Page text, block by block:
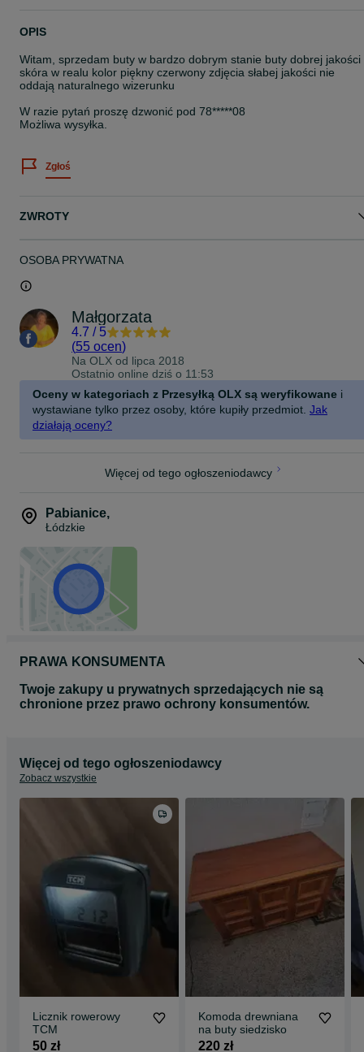
OPIS
Witam, sprzedam buty w bardzo dobrym stanie buty dobrej jakości
skóra w realu kolor piękny czerwony zdjęcia słabej jakości nie
oddają naturalnego wizerunku
W razie pytań proszę dzwonić pod 78*****08
Możliwa wysyłka.
Zgłoś
ZWROTY
OSOBA PRYWATNA
Małgorzata
4.7 / 5
(55 ocen)
Na OLX od lipca 2018
Ostatnio online dziś o 11:53
Oceny w kategoriach z Przesyłką OLX są weryfikowane i
wystawiane tylko przez osoby, które kupiły przedmiot. Jak
działają oceny?
Więcej od tego ogłoszeniodawcy
Pabianice,
Łódzkie
PRAWA KONSUMENTA
Twoje zakupy u prywatnych sprzedających nie są
chronione przez prawo ochrony konsumentów.
Więcej od tego ogłoszeniodawcy
Zobacz wszystkie
Licznik rowerowy
TCM
50 zł
Komoda drewniana
na buty siedzisko
220 zł